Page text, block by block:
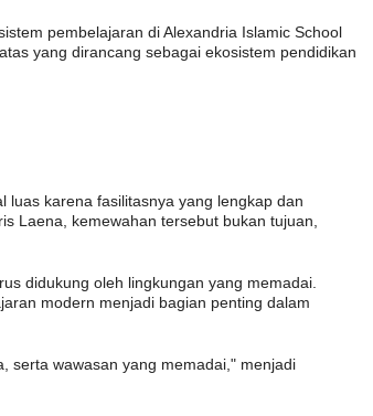
pembelajaran di Alexandria Islamic School
yang dirancang sebagai ekosistem pendidikan
luas karena fasilitasnya yang lengkap dan
Laena, kemewahan tersebut bukan tujuan,
didukung oleh lingkungan yang memadai.
modern menjadi bagian penting dalam
serta wawasan yang memadai," menjadi